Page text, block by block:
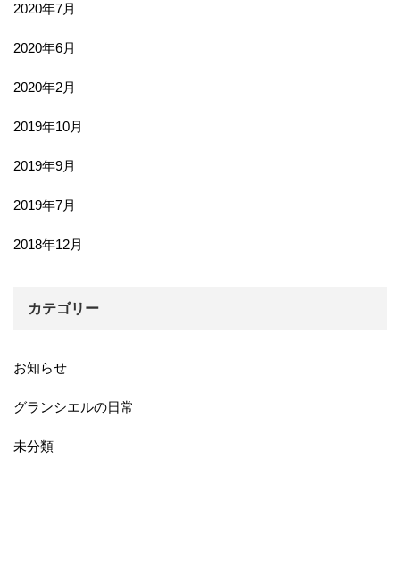
2020年7月
2020年6月
2020年2月
2019年10月
2019年9月
2019年7月
2018年12月
カテゴリー
お知らせ
グランシエルの日常
未分類